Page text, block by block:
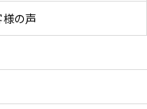
様の声